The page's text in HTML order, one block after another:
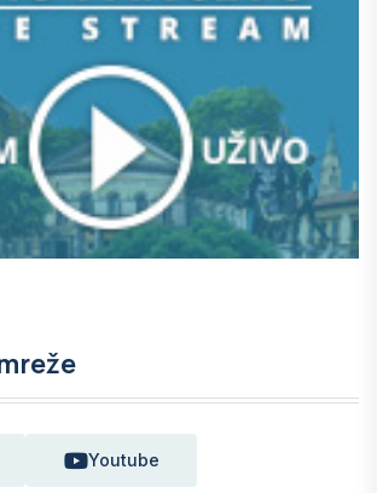
Youtube